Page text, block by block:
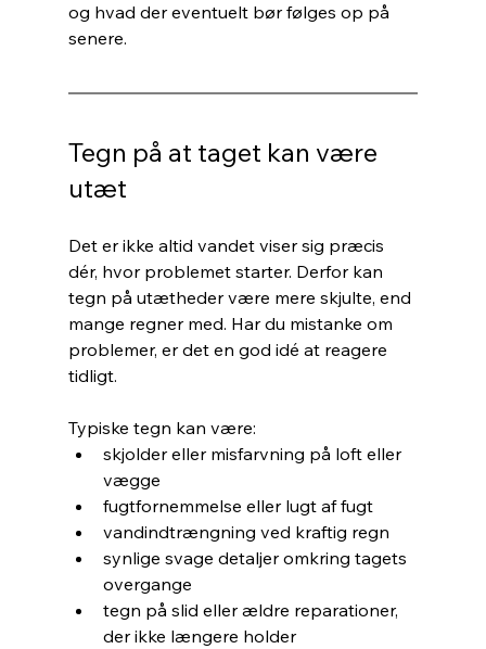
og hvad der eventuelt bør følges op på
senere.
Tegn på at taget kan være
utæt
Det er ikke altid vandet viser sig præcis
dér, hvor problemet starter. Derfor kan
tegn på utætheder være mere skjulte, end
mange regner med. Har du mistanke om
problemer, er det en god idé at reagere
tidligt.
Typiske tegn kan være:
skjolder eller misfarvning på loft eller
vægge
fugtfornemmelse eller lugt af fugt
vandindtrængning ved kraftig regn
synlige svage detaljer omkring tagets
overgange
tegn på slid eller ældre reparationer,
der ikke længere holder